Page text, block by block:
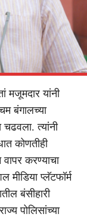
मजूमदार यांनी
बंगालच्या
चढवला. त्यांनी
कोणतीही
करण्याचा
मीडिया प्लॅटफॉर्म
बंसीहारी
पोलिसांच्या